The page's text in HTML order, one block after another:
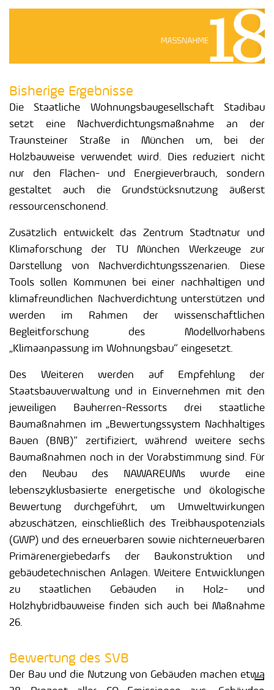
Bisherige Ergebnisse
Die Staatliche Wohnungsbaugesellschaft Stadibau
setzt eine Nachverdichtungsmaßnahme an der
Traunsteiner Straße in München um, bei der
Holzbauweise verwendet wird. Dies reduziert nicht
nur den Flächen- und Energieverbrauch, sondern
gestaltet auch die Grundstücksnutzung äußerst
ressourcenschonend.
Zusätzlich entwickelt das Zentrum Stadtnatur und
Klimaforschung der TU München Werkzeuge zur
Darstellung von Nachverdichtungsszenarien. Diese
Tools sollen Kommunen bei einer nachhaltigen und
klimafreundlichen Nachverdichtung unterstützen und
werden im Rahmen der wissenschaftlichen
Begleitforschung des Modellvorhabens
„Klimaanpassung im Wohnungsbau“ eingesetzt.
Des Weiteren werden auf Empfehlung der
Staatsbauverwaltung und in Einvernehmen mit den
jeweiligen Bauherren-Ressorts drei staatliche
Baumaßnahmen im „Bewertungssystem Nachhaltiges
Bauen (BNB)“ zertifiziert, während weitere sechs
Baumaßnahmen noch in der Vorabstimmung sind. Für
den Neubau des NAWAREUMs wurde eine
lebenszyklusbasierte energetische und ökologische
Bewertung durchgeführt, um Umweltwirkungen
abzuschätzen, einschließlich des Treibhauspotenzials
(GWP) und des erneuerbaren sowie nichterneuerbaren
Primärenergiebedarfs der Baukonstruktion und
gebäudetechnischen Anlagen. Weitere Entwicklungen
zu staatlichen Gebäuden in Holz- und
Holzhybridbauweise finden sich auch bei Maßnahme
26.
Bewertung des SVB
Der Bau und die Nutzung von Gebäuden machen etwa